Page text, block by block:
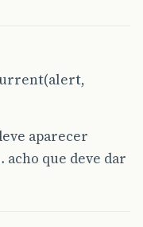
aparecer
que deve dar